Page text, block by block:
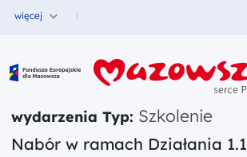
więcej
Fundusze Europejskie dla Mazowsza
wydarzenia Typ: Szkolenie
Nabór w ramach Działania